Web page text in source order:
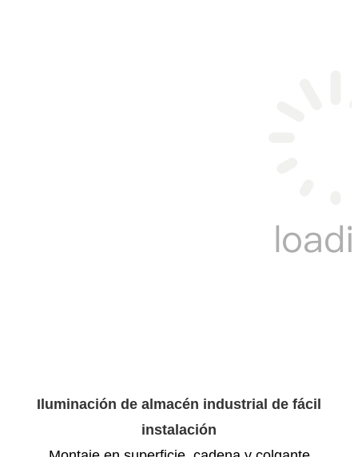
Iluminación de almacén industrial de fácil
instalación